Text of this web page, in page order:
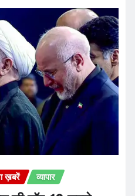
ख़बरें व्यापार
की टॉप-10 सबसे
कुल मार्केट वैल्यूएशन